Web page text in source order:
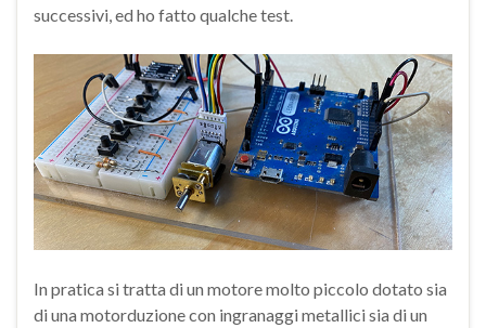
successivi, ed ho fatto qualche test.
In pratica si tratta di un motore molto piccolo dotato sia
di una motorduzione con ingranaggi metallici sia di un